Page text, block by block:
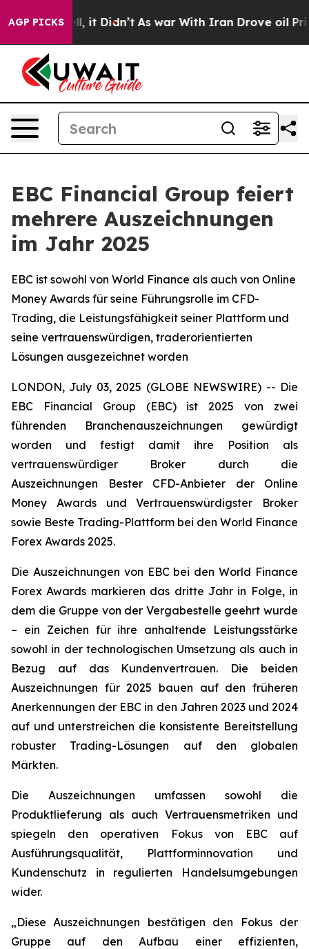
AGP PICKS
Well, it Didn’t As war With Iran Drove oil Prices
EBC Financial Group feiert
mehrere Auszeichnungen
im Jahr 2025
EBC ist sowohl von World Finance als auch von Online
Money Awards für seine Führungsrolle im CFD-
Trading, die Leistungsfähigkeit seiner Plattform und
seine vertrauenswürdigen, traderorientierten
Lösungen ausgezeichnet worden
LONDON, July 03, 2025 (GLOBE NEWSWIRE) -- Die
EBC Financial Group (EBC) ist 2025 von zwei
führenden Branchenauszeichnungen gewürdigt
worden und festigt damit ihre Position als
vertrauenswürdiger Broker durch die
Auszeichnungen
Bester CFD-Anbieter der Online
Money Awards undVertrauenswürdigster Broker
sowie Beste Trading-Plattform bei den World Finance
Forex Awards 2025.
Die Auszeichnungen von EBC bei denWorld Finance
Forex Awards markieren das dritte Jahr in Folge, in
dem die Gruppe von der Vergabestelle geehrt wurde
– ein Zeichen für ihre anhaltende Leistungsstärke
sowohl in der technologischen Umsetzung als auch in
Bezug auf das Kundenvertrauen. Die beiden
Auszeichnungen für 2025 bauen auf den früheren
Anerkennungen der EBC in den Jahren 2023 und 2024
auf und unterstreichen die konsistente Bereitstellung
robuster Trading-Lösungen auf den globalen
Märkten.
Die Auszeichnungen umfassen sowohl die
Produktlieferung als auch Vertrauensmetriken und
spiegeln den operativen Fokus von EBC auf
Ausführungsqualität, Plattforminnovation und
Kundenschutz in regulierten Handelsumgebungen
wider.
„Diese Auszeichnungen bestätigen den Fokus der
Gruppe auf den Aufbau einer effizienten,